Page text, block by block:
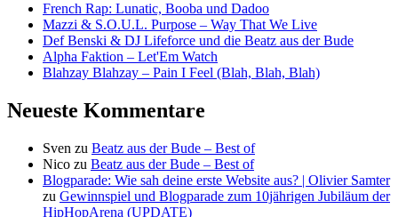
French Rap: Lunatic, Booba und Dadoo
Mazzi & S.O.U.L. Purpose – Way That We Live
Def Benski & DJ Lifeforce und die Beatz aus der Bude
Alpha Faktion – Let'Em Watch
Blahzay Blahzay – Pain I Feel (Blah, Blah, Blah)
Neueste Kommentare
Sven zu Beatz aus der Bude – Best of
Nico zu Beatz aus der Bude – Best of
Blogparade: Wie sah deine erste Website aus? | Olivier Samter
zu Gewinnspiel und Blogparade zum 10jährigen Jubiläum der
HipHopArena (UPDATE)